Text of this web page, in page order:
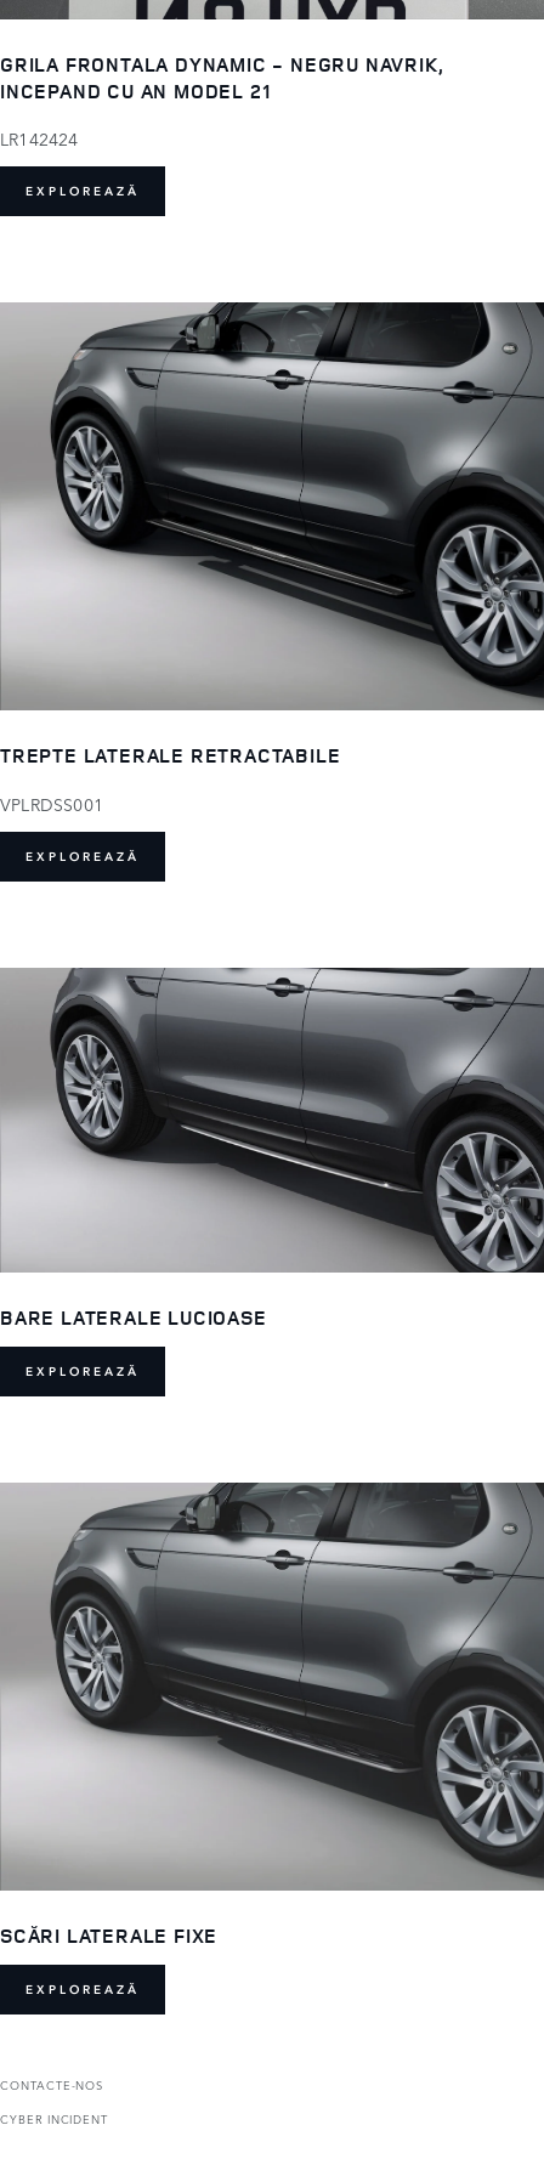
GRILA FRONTALA DYNAMIC - NEGRU NAVRIK,
INCEPAND CU AN MODEL 21
LR142424
EXPLOREAZĂ
TREPTE LATERALE RETRACTABILE
VPLRDSS001
EXPLOREAZĂ
BARE LATERALE LUCIOASE
EXPLOREAZĂ
SCĂRI LATERALE FIXE
EXPLOREAZĂ
CONTACTE-NOS
CYBER INCIDENT